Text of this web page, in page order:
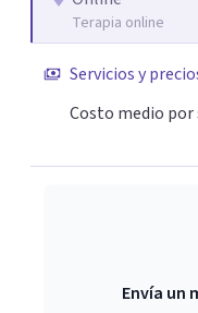
siempre he estado
Máster en Terapia
Psicodrama,
ofrecerte un espacio
relaciones. Estoy
Terapia online
Servicios y
Costo medio por
Envía un